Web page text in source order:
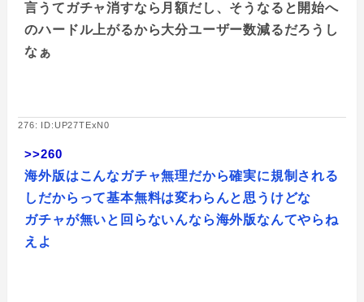
言うてガチャ消すなら月額だし、そうなると開始へ
のハードル上がるから大分ユーザー数減るだろうし
なぁ
276: ID:UP27TExN0
>>260
海外版はこんなガチャ無理だから確実に規制される
しだからって基本無料は変わらんと思うけどな
ガチャが無いと回らないんなら海外版なんてやらね
えよ